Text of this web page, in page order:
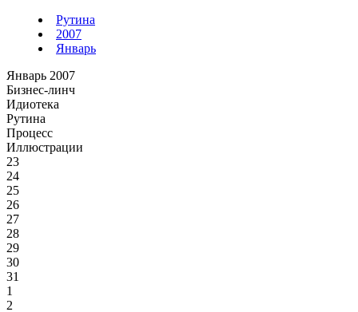
Рутина
2007
Январь
Январь 2007
Бизнес-линч
Идиотека
Рутина
Процесс
Иллюстрации
23
24
25
26
27
28
29
30
31
1
2